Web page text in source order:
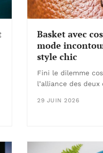
Basket avec
mode
style chic
Fini le dilemme
l’alliance des
29 JUIN 2026